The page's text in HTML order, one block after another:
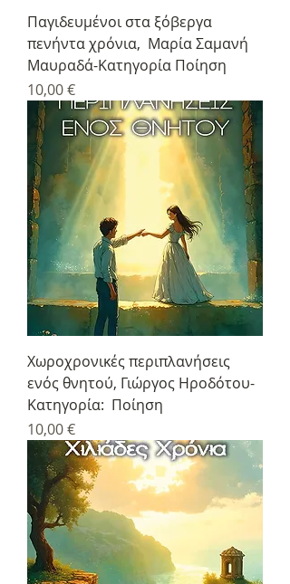
Παγιδευμένοι στα ξόβεργα
πενήντα χρόνια, Μαρία Σαμανή
Μαυραδά-Κατηγορία Ποίηση
Τιμή
10,00 €
Χωροχρονικές περιπλανήσεις
ενός θνητού, Γιώργος Ηροδότου-
Κατηγορία: Ποίηση
Τιμή
10,00 €